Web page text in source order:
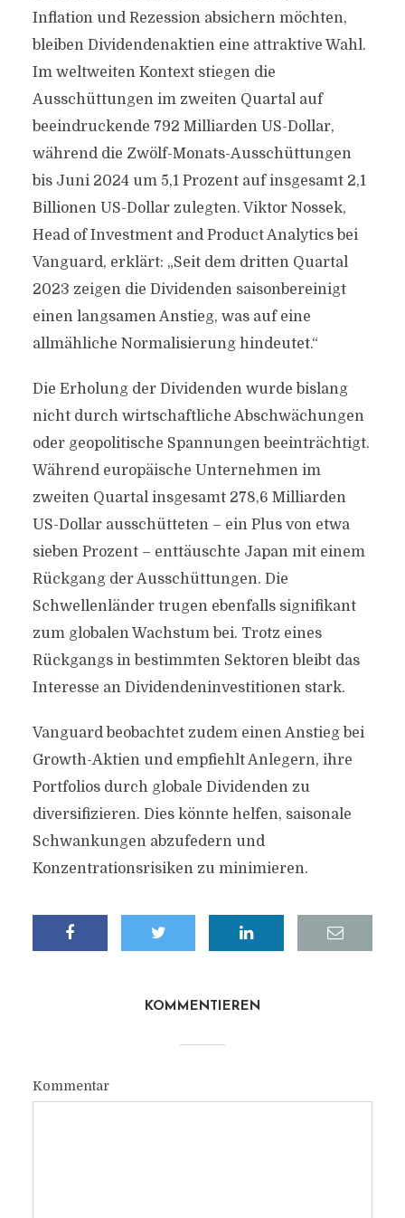
Inflation und Rezession absichern möchten,
bleiben Dividendenaktien eine attraktive Wahl.
Im weltweiten Kontext stiegen die
Ausschüttungen im zweiten Quartal auf
beeindruckende 792 Milliarden US-Dollar,
während die Zwölf-Monats-Ausschüttungen
bis Juni 2024 um 5,1 Prozent auf insgesamt 2,1
Billionen US-Dollar zulegten. Viktor Nossek,
Head of Investment and Product Analytics bei
Vanguard, erklärt: „Seit dem dritten Quartal
2023 zeigen die Dividenden saisonbereinigt
einen langsamen Anstieg, was auf eine
allmähliche Normalisierung hindeutet.“
Die Erholung der Dividenden wurde bislang
nicht durch wirtschaftliche Abschwächungen
oder geopolitische Spannungen beeinträchtigt.
Während europäische Unternehmen im
zweiten Quartal insgesamt 278,6 Milliarden
US-Dollar ausschütteten – ein Plus von etwa
sieben Prozent – enttäuschte Japan mit einem
Rückgang der Ausschüttungen. Die
Schwellenländer trugen ebenfalls signifikant
zum globalen Wachstum bei. Trotz eines
Rückgangs in bestimmten Sektoren bleibt das
Interesse an Dividendeninvestitionen stark.
Vanguard beobachtet zudem einen Anstieg bei
Growth-Aktien und empfiehlt Anlegern, ihre
Portfolios durch globale Dividenden zu
diversifizieren. Dies könnte helfen, saisonale
Schwankungen abzufedern und
Konzentrationsrisiken zu minimieren.
KOMMENTIEREN
Kommentar